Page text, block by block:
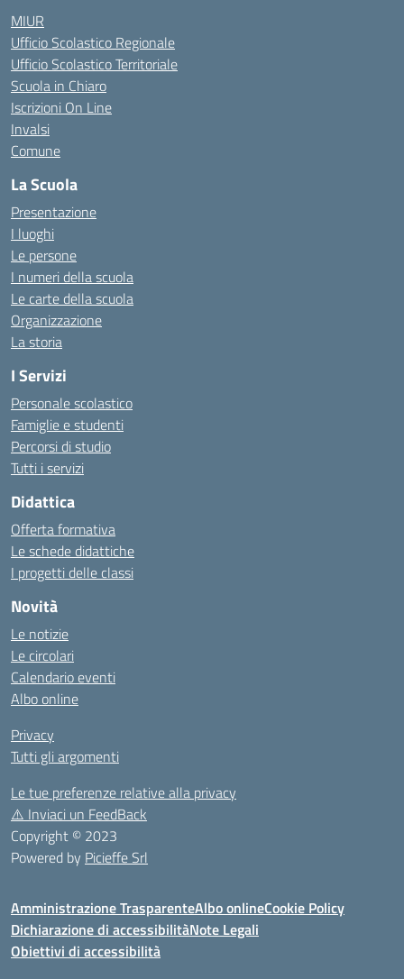
MIUR
Ufficio Scolastico Regionale
Ufficio Scolastico Territoriale
Scuola in Chiaro
Iscrizioni On Line
Invalsi
Comune
La Scuola
Presentazione
I luoghi
Le persone
I numeri della scuola
Le carte della scuola
Organizzazione
La storia
I Servizi
Personale scolastico
Famiglie e studenti
Percorsi di studio
Tutti i servizi
Didattica
Offerta formativa
Le schede didattiche
I progetti delle classi
Novità
Le notizie
Le circolari
Calendario eventi
Albo online
Privacy
Tutti gli argomenti
Le tue preferenze relative alla privacy
⚠️ Inviaci un FeedBack
Copyright © 2023
Powered by Picieffe Srl
Amministrazione TrasparenteAlbo onlineCookie Policy
Dichiarazione di accessibilitàNote Legali
Obiettivi di accessibilità